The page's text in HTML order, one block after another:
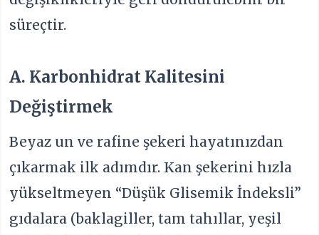
süreçtir.
A. Karbonhidrat Kalitesini
Değiştirmek
Beyaz un ve rafine şekeri hayatınızdan
çıkarmak ilk adımdır. Kan şekerini hızla
yükseltmeyen “Düşük Glisemik İndeksli”
gıdalara (baklagiller, tam tahıllar, yeşil